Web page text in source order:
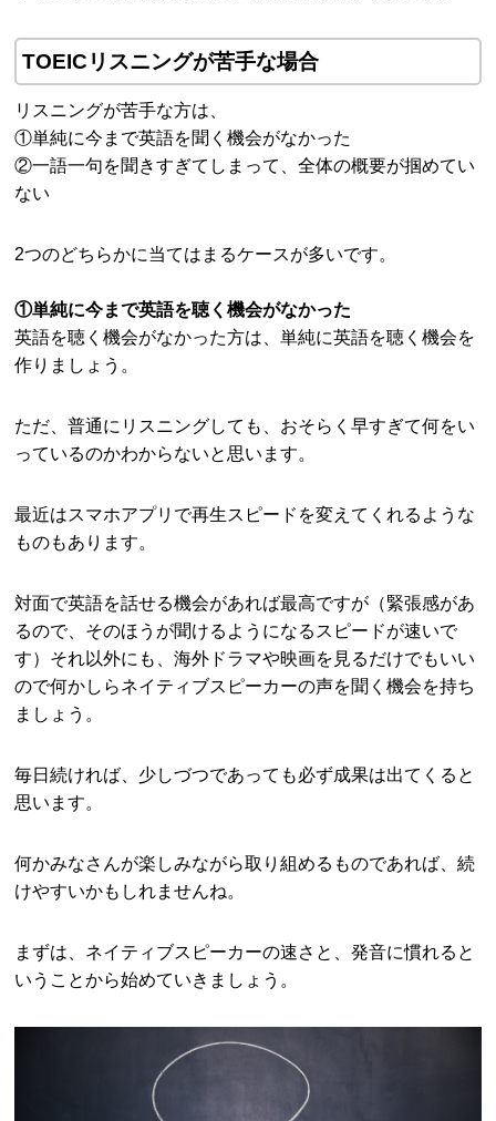
TOEICリスニングが苦手な場合
リスニングが苦手な方は、
①単純に今まで英語を聞く機会がなかった
②一語一句を聞きすぎてしまって、全体の概要が掴めてい
ない
2つのどちらかに当てはまるケースが多いです。
①単純に今まで英語を聴く機会がなかった
英語を聴く機会がなかった方は、単純に英語を聴く機会を
作りましょう。
ただ、普通にリスニングしても、おそらく早すぎて何をい
っているのかわからないと思います。
最近はスマホアプリで再生スピードを変えてくれるような
ものもあります。
対面で英語を話せる機会があれば最高ですが（緊張感があ
るので、そのほうが聞けるようになるスピードが速いで
す）それ以外にも、海外ドラマや映画を見るだけでもいい
ので何かしらネイティブスピーカーの声を聞く機会を持ち
ましょう。
毎日続ければ、少しづつであっても必ず成果は出てくると
思います。
何かみなさんが楽しみながら取り組めるものであれば、続
けやすいかもしれませんね。
まずは、ネイティブスピーカーの速さと、発音に慣れると
いうことから始めていきましょう。